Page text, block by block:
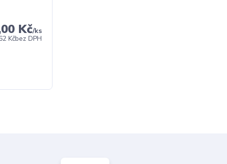
Kč/ks
Kčbez DPH